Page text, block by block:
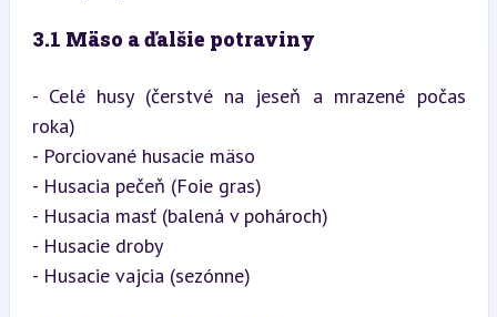
3.1 Mäso a ďalšie potraviny
- Celé husy (čerstvé na jeseň a mrazené počas
roka)
- Porciované husacie mäso
- Husacia pečeň (Foie gras)
- Husacia masť (balená v pohároch)
- Husacie droby
- Husacie vajcia (sezónne)